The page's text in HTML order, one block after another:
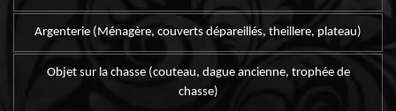
Argenterie (Ménagère, couverts dépareillés, theillere, plateau)
Objet sur la chasse (couteau, dague ancienne, trophée de
chasse)